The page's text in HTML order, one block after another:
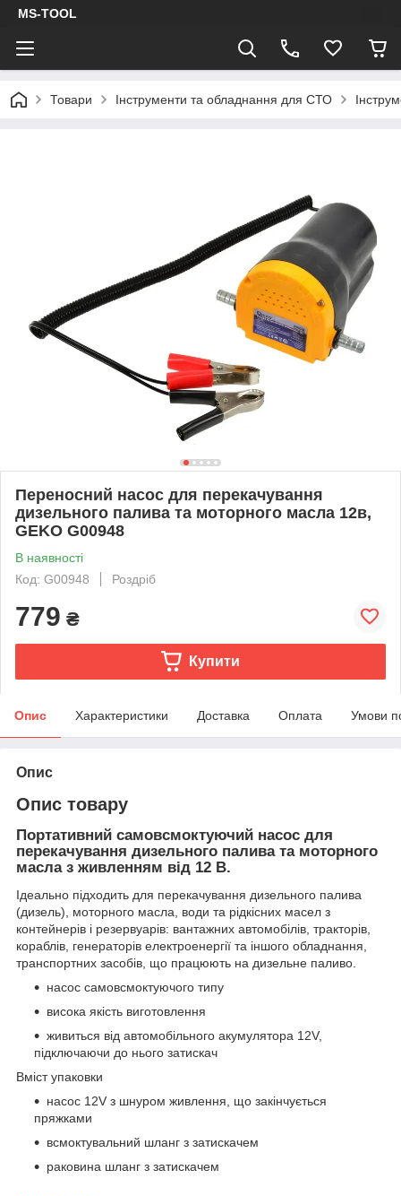
MS-TOOL
Товари Інструменти та обладнання для СТО
Переносний насос для перекачування
дизельного палива та моторного масла 12в,
GEKO G00948
В наявності
Код: G00948
Роздріб
779 ₴
Купити
Опис Характеристики Доставка Оплата Умови
Опис
Опис товару
Портативний самовсмоктуючий насос для
перекачування дизельного палива та моторного
масла з живленням від 12 В.
Ідеально підходить для перекачування дизельного палива
(дизель), моторного масла, води та рідкісних масел з
контейнерів і резервуарів: вантажних автомобілів, тракторів,
кораблів, генераторів електроенергії та іншого обладнання,
транспортних засобів, що працюють на дизельне паливо.
насос самовсмоктуючого типу
висока якість виготовлення
живиться від автомобільного акумулятора 12V,
підключаючи до нього затискач
Вміст упаковки
насос 12V з шнуром живлення, що закінчується
пряжками
всмоктувальний шланг з затискачем
раковина шланг з затискачем